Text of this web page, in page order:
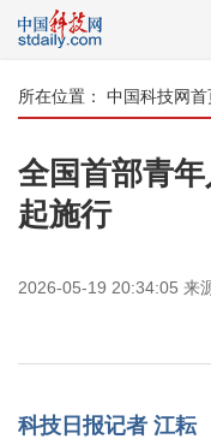
所在位置： 中国科技网首
全国首部青
起施行
2026-05-19 20:34:05 来
科技日报记者 江耘